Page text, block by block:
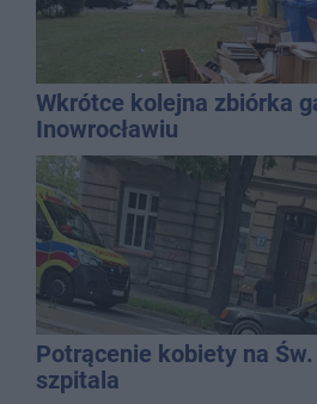
Wkrótce kolejna zbiórka
Inowrocławiu
Potrącenie kobiety na Św.
szpitala